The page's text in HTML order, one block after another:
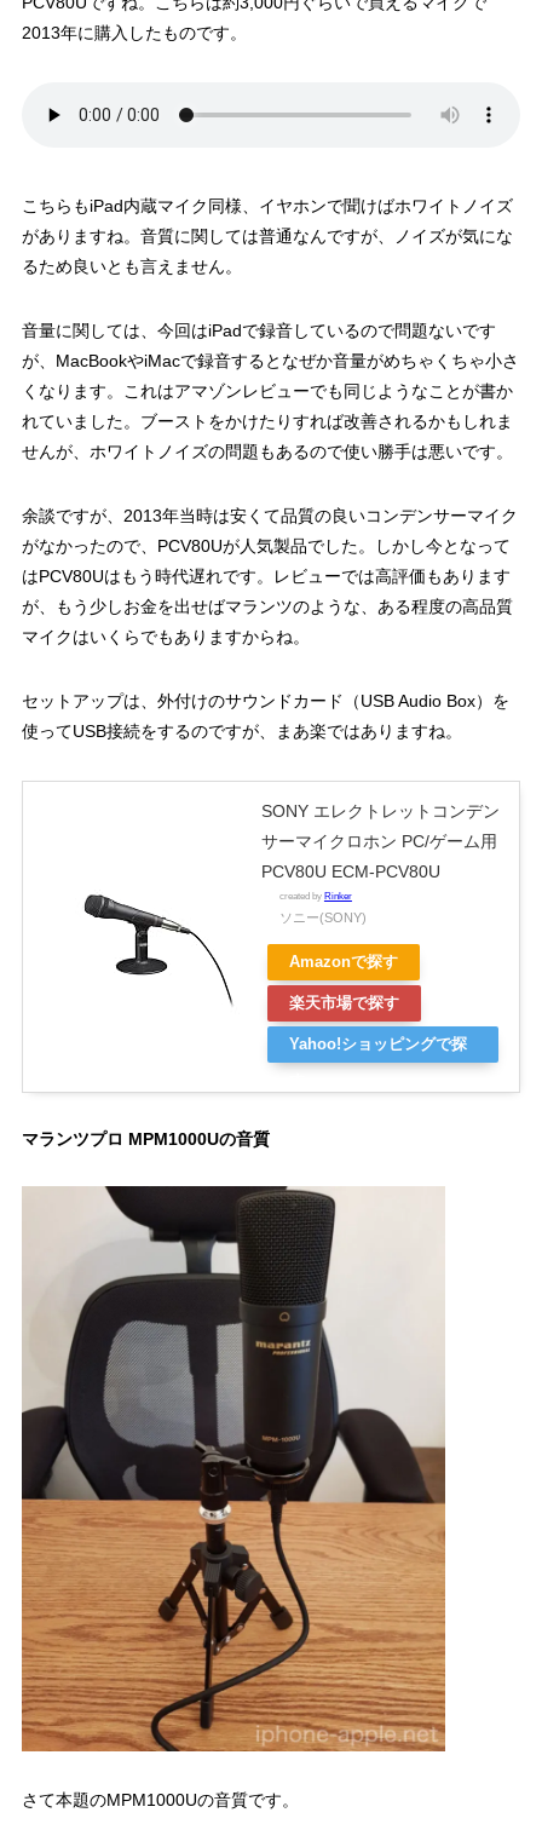
2013年に購入したものです。
こちらもiPad内蔵マイク同様、イヤホンで聞けばホワイトノイズ
がありますね。音質に関しては普通なんですが、ノイズが気にな
るため良いとも言えません。
音量に関しては、今回はiPadで録音しているので問題ないです
が、MacBookやiMacで録音するとなぜか音量がめちゃくちゃ小さ
くなります。これはアマゾンレビューでも同じようなことが書か
れていました。ブーストをかけたりすれば改善されるかもしれま
せんが、ホワイトノイズの問題もあるので使い勝手は悪いです。
余談ですが、2013年当時は安くて品質の良いコンデンサーマイク
がなかったので、PCV80Uが人気製品でした。しかし今となって
はPCV80Uはもう時代遅れです。レビューでは高評価もあります
が、もう少しお金を出せばマランツのような、ある程度の高品質
マイクはいくらでもありますからね。
セットアップは、外付けのサウンドカード（USB Audio Box）を
使ってUSB接続をするのですが、まあ楽ではありますね。
SONY エレクトレットコンデン
サーマイクロホン PC/ゲーム用
PCV80U ECM-PCV80U
created by Rinker
ソニー(SONY)
Amazonで探す
楽天市場で探す
Yahoo!ショッピングで探
マランツプロ MPM1000Uの音質
さて本題のMPM1000Uの音質です。